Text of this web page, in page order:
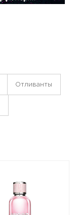
Отливанты